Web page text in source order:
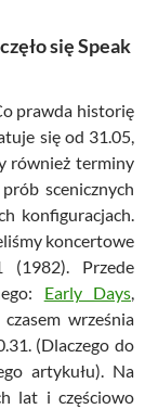
się Speak
prawda historię
się od 31.05,
również terminy
scenicznych
konfiguracjach.
koncertowe
(1982). Przede
Early Days,
września
(Dlaczego do
artykułu). Na
lat i częściowo